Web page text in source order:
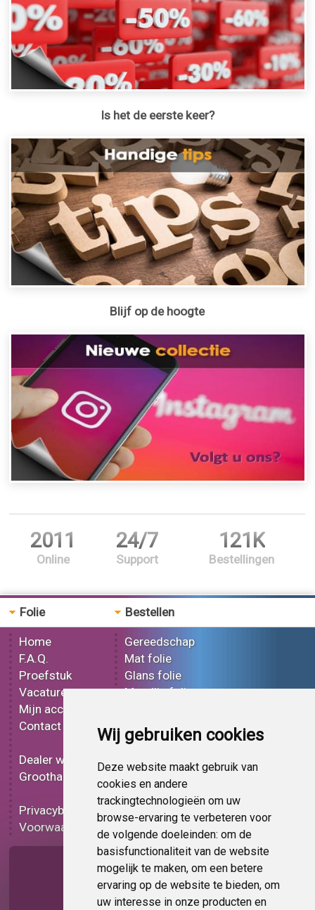
Wij gebruiken cookies
Deze website maakt gebruik van
cookies en andere
trackingtechnologieën om uw
browse-ervaring te verbeteren voor
de volgende doeleinden: om de
basisfunctionaliteit van de website
mogelijk te maken, om een betere
ervaring op de website te bieden, om
uw interesse in onze producten en
Is het de eerste keer?
Blijf op de hoogte
2011
Online
24/7
Support
121K
Bestellingen
Folie
Home
F.A.Q.
Proefstuk
Vacatures
Mijn account
Contact
Dealer worden
Groothandel
Privacybeleid
Voorwaarden
Bestellen
Gereedschap
Mat folie
Glans folie
Metallic folie
Effect folie
Bedrukt folie
Carbon folie
Tint folie
Functionele folie
Folie korting
Op bestelling
Pagina delen